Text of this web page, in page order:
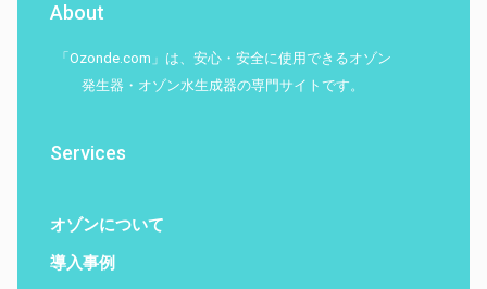
About
「Ozonde.com」は、安心・安全に使用できるオゾン
発生器・オゾン水生成器の専門サイトです。
Services
オゾンについて
導入事例